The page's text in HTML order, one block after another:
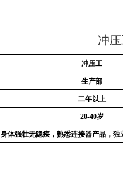
冲
冲压工
生产部
二年以上
20-40岁
身体强壮无隐疾， 熟悉连接器产品，独